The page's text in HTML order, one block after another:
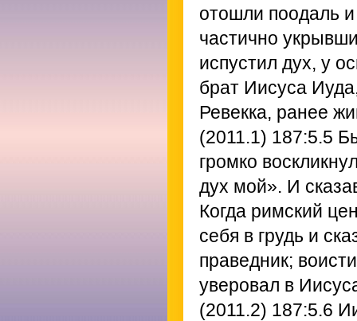
отошли поодаль
частично
испустил дух, у
брат Иисуса
Ревекка, ранее
(2011.1) 187:5.5
громко
дух мой». И
Когда римский
себя в грудь и
праведник;
уверовал в
(2011.2) 187:5.6